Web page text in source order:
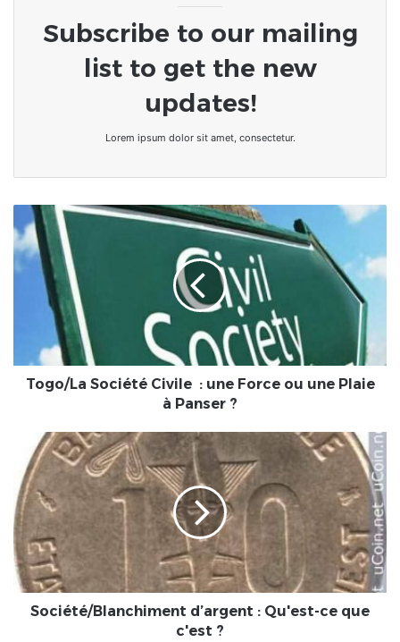
Subscribe to our mailing
list to get the new
updates!
Lorem ipsum dolor sit amet, consectetur.
Togo/La
Société
Civile
Plaie
Togo/La Société Civile : une Force ou une Plaie
à Panser ?
Société/Blanchiment
d’argent
Qu'est-
ce
c'est
?
Société/Blanchiment d’argent : Qu'est-ce que
c'est ?